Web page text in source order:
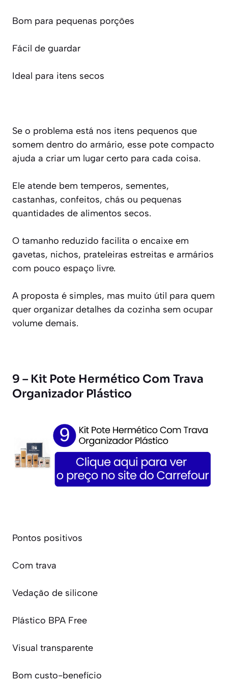
Bom para pequenas porções
Fácil de guardar
Ideal para itens secos
Se o problema está nos itens pequenos que
somem dentro do armário, esse pote compacto
ajuda a criar um lugar certo para cada coisa.
Ele atende bem temperos, sementes,
castanhas, confeitos, chás ou pequenas
quantidades de alimentos secos.
O tamanho reduzido facilita o encaixe em
gavetas, nichos, prateleiras estreitas e armários
com pouco espaço livre.
A proposta é simples, mas muito útil para quem
quer organizar detalhes da cozinha sem ocupar
volume demais.
9 – Kit Pote Hermético Com Trava
Organizador Plástico
Pontos positivos
Com trava
Vedação de silicone
Plástico BPA Free
Visual transparente
Bom custo-benefício